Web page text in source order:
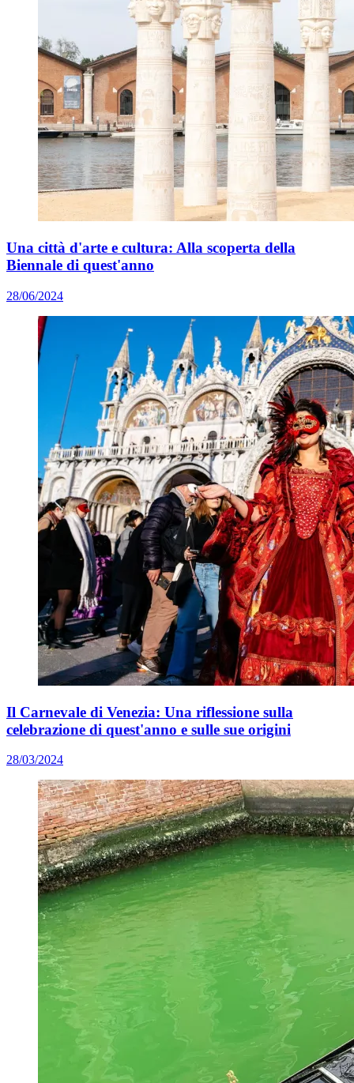
Una città d'arte e cultura: Alla scoperta della
Biennale di quest'anno
28/06/2024
Il Carnevale di Venezia: Una riflessione sulla
celebrazione di quest'anno e sulle sue origini
28/03/2024